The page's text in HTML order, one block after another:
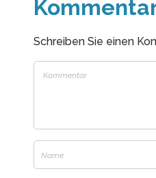
Schreiben Sie einen